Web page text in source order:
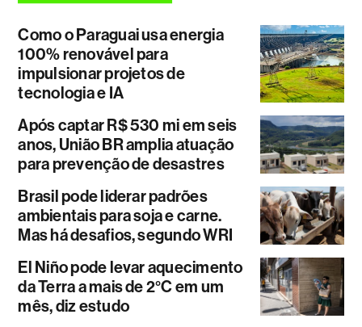
Como o Paraguai usa energia
100% renovável para
impulsionar projetos de
tecnologia e IA
Após captar R$ 530 mi em seis
anos, União BR amplia atuação
para prevenção de desastres
Brasil pode liderar padrões
ambientais para soja e carne.
Mas há desafios, segundo WRI
El Niño pode levar aquecimento
da Terra a mais de 2°C em um
mês, diz estudo